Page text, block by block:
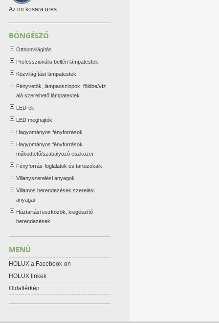
Az ön kosara üres
BÖNGÉSZŐ
Otthonvilágítás
Professzionális beltéri lámpatestek
Közvilágítási lámpatestek
Fényvetők, lámpaoszlopok, földbe/víz
alá szerelhető lámpatestek
LED-ek
LED meghajtók
Hagyományos fényforrások
Hagyományos fényforrások
működtető/szabályozó eszközei
Fényforrás-foglalatok és tartozékaik
Villanyszerelési anyagok
Villamos berendezések szerelési
anyagai
Háztartási eszközök, kiegészítő
berendezések
MENÜ
HOLUX a Facebook-on
HOLUX linkek
Oldaltérkép